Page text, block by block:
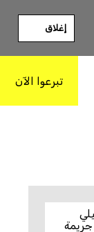
إغلاق
تبرعوا الآن
جريمة